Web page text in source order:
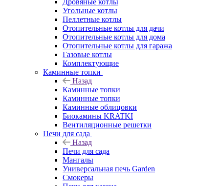
Дровяные котлы
Угольные котлы
Пеллетные котлы
Отопительные котлы для дачи
Отопительные котлы для дома
Отопительные котлы для гаража
Газовые котлы
Комплектующие
Каминные топки
Назад
Каминные топки
Каминные топки
Каминные облицовки
Биокамины KRATKI
Вентиляционные решетки
Печи для сада
Назад
Печи для сада
Мангалы
Универсальная печь Garden
Смокеры